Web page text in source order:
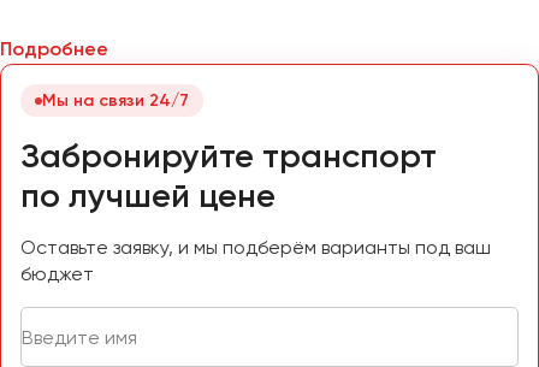
Подробнее
Мы на связи 24/7
Забронируйте транспорт
по лучшей цене
Оставьте заявку, и мы подберём варианты под ваш
бюджет